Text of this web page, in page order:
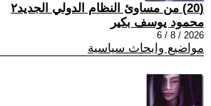
(20) من مساوئ النظام الدولي الجديد٢
محمود يوسف بكير
2026 / 8 / 6
مواضيع وابحاث سياسية